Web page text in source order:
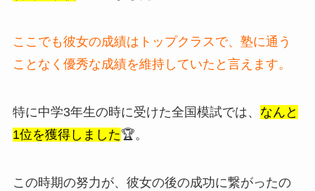
ここでも彼女の成績はトップクラスで、塾に通う
ことなく優秀な成績を維持していたと言えます。
特に中学3年生の時に受けた全国模試では、 なんと
1位を獲得しました🏆。
この時期の努力が、彼女の後の成功に繋がったの